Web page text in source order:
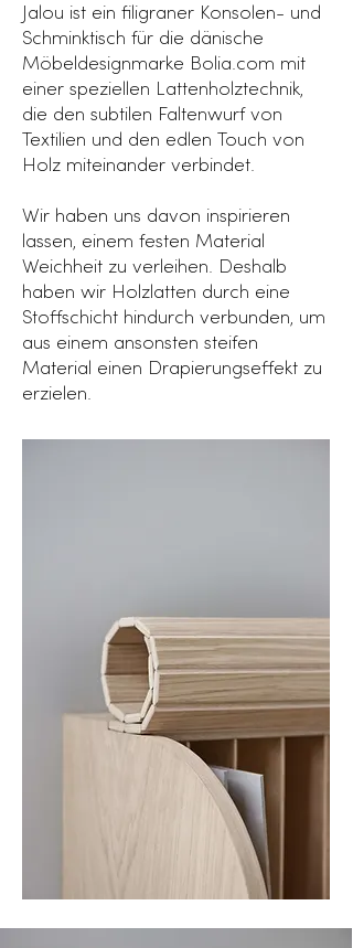
Jalou ist ein filigraner Konsolen- und
Schminktisch für die dänische
Möbeldesignmarke Bolia.com mit
einer speziellen Lattenholztechnik,
die den subtilen Faltenwurf von
Textilien und den edlen Touch von
Holz miteinander verbindet.
Wir haben uns davon inspirieren
lassen, einem festen Material
Weichheit zu verleihen. Deshalb
haben wir Holzlatten durch eine
Stoffschicht hindurch verbunden, um
aus einem ansonsten steifen
Material einen Drapierungseffekt zu
erzielen.